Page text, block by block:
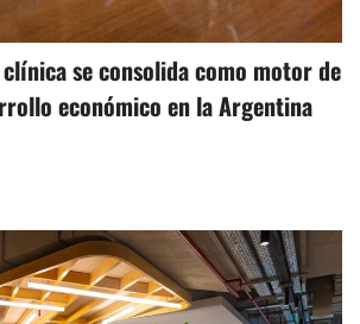
se consolida como motor de
económico en la Argentina